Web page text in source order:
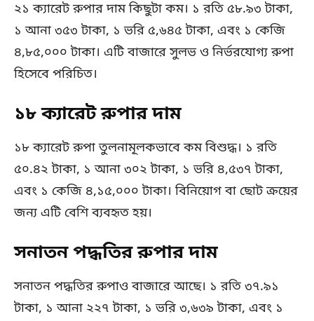
২১ ক্যারেট রুপার দাম কিছুটা কম। ১ রতি ৫৮.৯৩ টাকা,
১ আনা ৩৫৩ টাকা, ১ ভরি ৫,৬৪৫ টাকা, এবং ১ কেজি
৪,৮৫,০০০ টাকা। এটি বাজারে সুলভ ও নির্ভরযোগ্য রুপা
হিসেবে পরিচিত।
১৮ ক্যারেট রুপার দাম
১৮ ক্যারেট রুপা তুলনামূলকভাবে কম বিশুদ্ধ। ১ রতি
৫০.৪২ টাকা, ১ আনা ৩০২ টাকা, ১ ভরি ৪,৫৩৭ টাকা,
এবং ১ কেজি ৪,১৫,০০০ টাকা। বিনিয়োগ বা ছোট ক্রয়ের
জন্য এটি বেশি ব্যবহৃত হয়।
সনাতন পদ্ধতির রুপার দাম
সনাতন পদ্ধতির রুপাও বাজারে আছে। ১ রতি ৩৭.৯১
টাকা, ১ আনা ২২৭ টাকা, ১ ভরি ৩,৬৩৯ টাকা, এবং ১